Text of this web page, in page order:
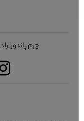
چرم پاندورا